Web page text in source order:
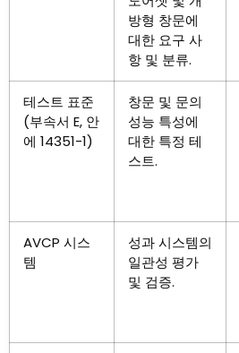
방형 창문에
대한 요구 사
항 및 분류.
테스트 표준
(부속서 E, 안
에 14351-1)
창문 및 문의
성능 특성에
대한 특정 테
스트.
AVCP 시스
템
성과 시스템의
일관성 평가
및 검증.